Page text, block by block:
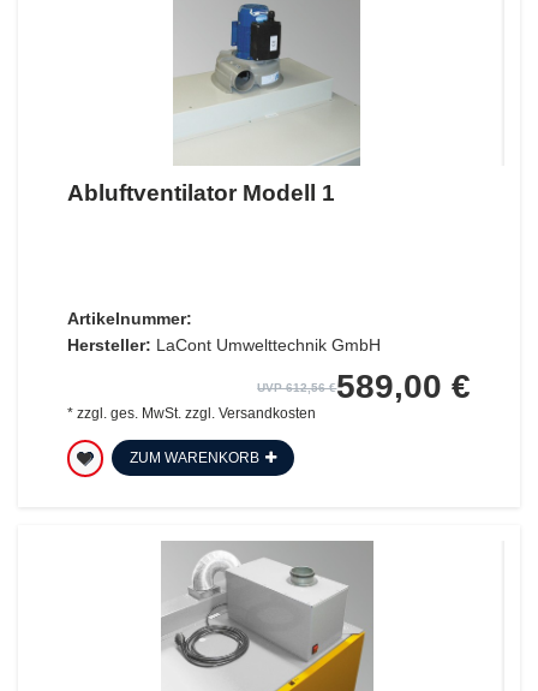
Abluftventilator Modell 1
Artikelnummer:
Hersteller: LaCont Umwelttechnik GmbH
UVP 612,56 €589,00 €
* zzgl. ges. MwSt.zzgl. Versandkosten
ZUM WARENKORB